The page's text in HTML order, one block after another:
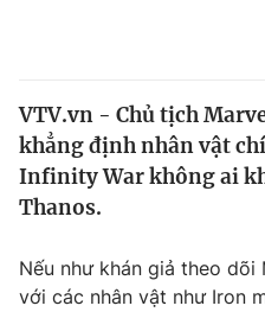
Thế giới
Tin tức
Thế giới đó đây
Câu chuyện quốc tế
Kinh tế
Thị trường
Dữ liệu và đời sống
VTV.vn - Chủ tịch
khẳng định nhân vật
Infinity War không ai
Thanos.
Nếu như khán giả theo dõi
với các nhân vật như Iron